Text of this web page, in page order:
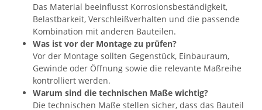
Das Material beeinflusst Korrosionsbeständigkeit,
Belastbarkeit, Verschleißverhalten und die passende
Kombination mit anderen Bauteilen.
Was ist vor der Montage zu prüfen?
Vor der Montage sollten Gegenstück, Einbauraum,
Gewinde oder Öffnung sowie die relevante Maßreihe
kontrolliert werden.
Warum sind die technischen Maße wichtig?
Die technischen Maße stellen sicher, dass das Bauteil